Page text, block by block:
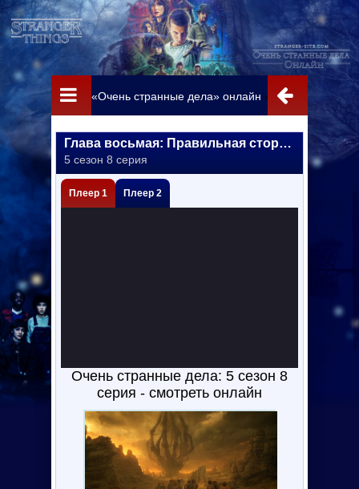
«Очень странные дела» онлайн » Сезон 5 »
Глава восьмая: Правильная сторона
5 сезон 8 серия
Плеер 1 Плеер 2
Очень странные дела: 5 сезон 8
серия - смотреть онлайн